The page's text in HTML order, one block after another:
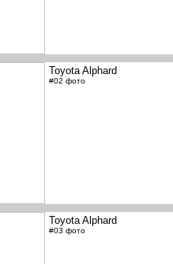
Toyota Alphard
#02 фото
Toyota Alphard
#03 фото